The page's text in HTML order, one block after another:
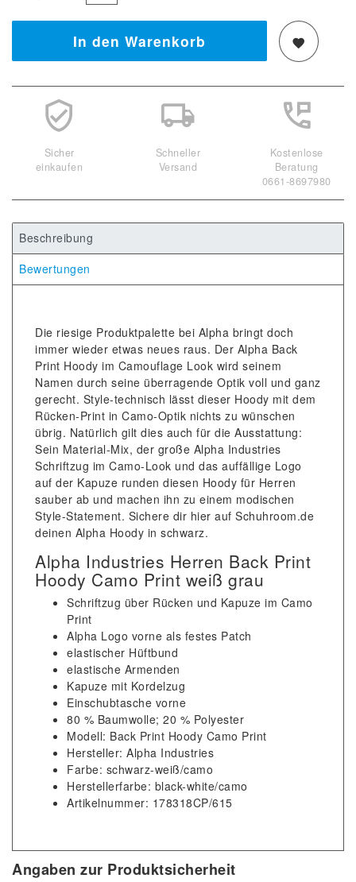
In den Warenkorb
Sicher
einkaufen
Schneller
Versand
Kostenlose
Beratung
0661-8697980
Beschreibung
Bewertungen
Die riesige Produktpalette bei Alpha bringt doch
immer wieder etwas neues raus. Der Alpha Back
Print Hoody im Camouflage Look wird seinem
Namen durch seine überragende Optik voll und ganz
gerecht. Style-technisch lässt dieser Hoody mit dem
Rücken-Print in Camo-Optik nichts zu wünschen
übrig. Natürlich gilt dies auch für die Ausstattung:
Sein Material-Mix, der große Alpha Industries
Schriftzug im Camo-Look und das auffällige Logo
auf der Kapuze runden diesen Hoody für Herren
sauber ab und machen ihn zu einem modischen
Style-Statement. Sichere dir hier auf Schuhroom.de
deinen Alpha Hoody in schwarz.
Alpha Industries Herren Back Print
Hoody Camo Print weiß grau
Schriftzug über Rücken und Kapuze im Camo
Print
Alpha Logo vorne als festes Patch
elastischer Hüftbund
elastische Armenden
Kapuze mit Kordelzug
Einschubtasche vorne
80 % Baumwolle; 20 % Polyester
Modell: Back Print Hoody Camo Print
Hersteller: Alpha Industries
Farbe: schwarz-weiß/camo
Herstellerfarbe: black-white/camo
Artikelnummer: 178318CP/615
Angaben zur Produktsicherheit